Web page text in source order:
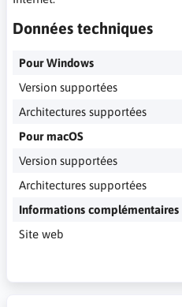
Données techniques
Pour Windows
Version supportées
Architectures supportées
Pour macOS
Version supportées
Architectures supportées
Informations complémentaires
Site web